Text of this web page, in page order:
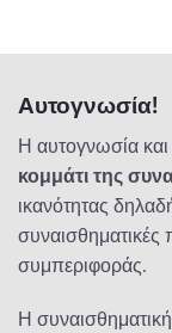
Αυτογνωσία!
Η αυτογνωσία και
κομμάτι της
ικανότητας
συμπεριφοράς.
Η